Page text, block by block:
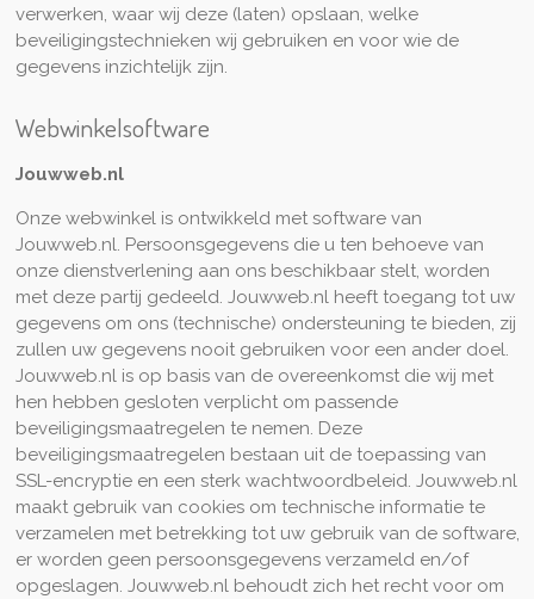
verwerken, waar wij deze (laten) opslaan, welke
beveiligingstechnieken wij gebruiken en voor wie de
gegevens inzichtelijk zijn.
Webwinkelsoftware
Jouwweb.nl
Onze webwinkel is ontwikkeld met software van
Jouwweb.nl. Persoonsgegevens die u ten behoeve van
onze dienstverlening aan ons beschikbaar stelt, worden
met deze partij gedeeld. Jouwweb.nl heeft toegang tot uw
gegevens om ons (technische) ondersteuning te bieden, zij
zullen uw gegevens nooit gebruiken voor een ander doel.
Jouwweb.nl is op basis van de overeenkomst die wij met
hen hebben gesloten verplicht om passende
beveiligingsmaatregelen te nemen. Deze
beveiligingsmaatregelen bestaan uit de toepassing van
SSL-encryptie en een sterk wachtwoordbeleid. Jouwweb.nl
maakt gebruik van cookies om technische informatie te
verzamelen met betrekking tot uw gebruik van de software,
er worden geen persoonsgegevens verzameld en/of
opgeslagen. Jouwweb.nl behoudt zich het recht voor om